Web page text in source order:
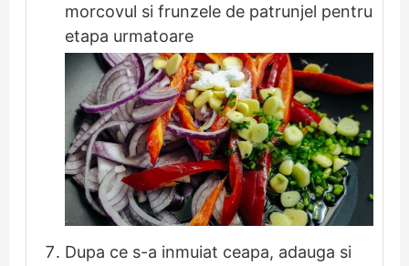
morcovul si frunzele de patrunjel pentru
etapa urmatoare
Dupa ce s-a inmuiat ceapa, adauga si